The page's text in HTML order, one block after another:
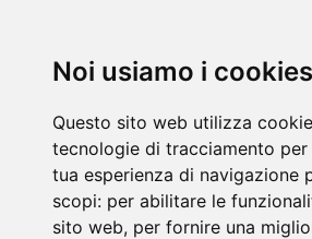
Noi usiamo i cookies
Questo sito web utilizza
tecnologie di tracciamento per
tua esperienza di navigazione
scopi: per abilitare le
sito web, per fornire una